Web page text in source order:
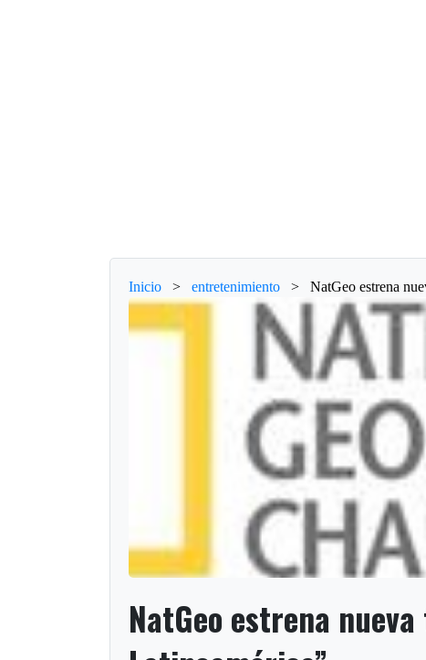
Inicio > entretenimiento > NatGeo estrena
NatGeo estrena